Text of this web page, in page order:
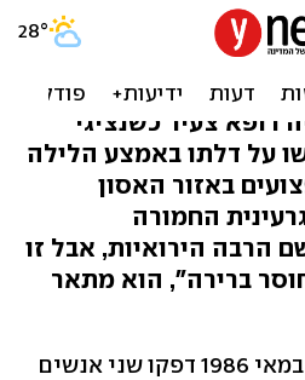
לצ'רנוביל –
רופא צעיר כשנציגי
על דלתו באמצע הלילה
באזור האסון
החמורה
הרבה הירואיות, אבל זו
ברירה", הוא מתאר
בשתיים בלילה בתשעה במאי 1986 דפקו שני אנשים